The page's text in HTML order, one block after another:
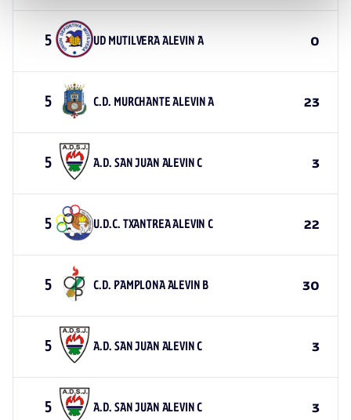
5 UD MUTILVERA ALEVIN A 0
5 C.D. MURCHANTE ALEVIN A 23
5 A.D. SAN JUAN ALEVIN C 3
5 U.D.C. TXANTREA ALEVIN C 22
5 C.D. PAMPLONA ALEVIN B 30
5 A.D. SAN JUAN ALEVIN C 3
5 A.D. SAN JUAN ALEVIN C 3